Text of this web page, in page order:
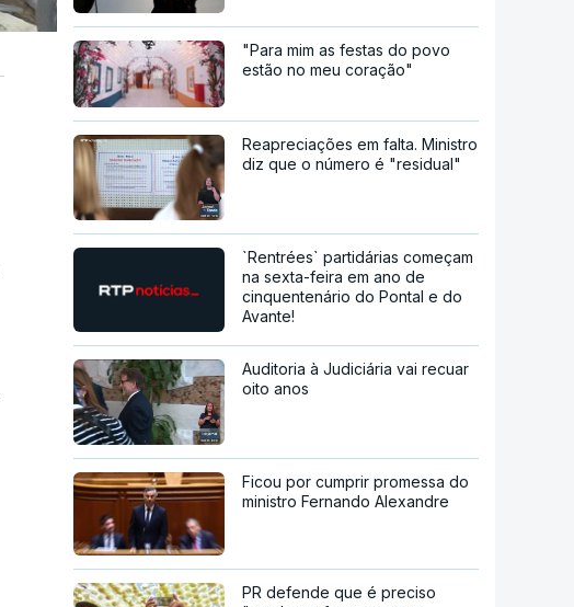
"Para mim as festas do povo
estão no meu coração"
Reapreciações em falta. Ministro
diz que o número é "residual"
`Rentrées` partidárias começam
na sexta-feira em ano de
cinquentenário do Pontal e do
Avante!
Auditoria à Judiciária vai recuar
oito anos
Ficou por cumprir promessa do
ministro Fernando Alexandre
PR defende que é preciso